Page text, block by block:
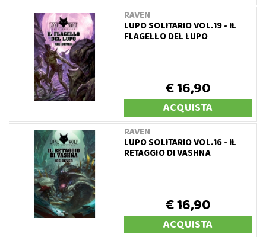
RAVEN
LUPO SOLITARIO VOL.19 - IL
FLAGELLO DEL LUPO
€ 16,90
ACQUISTA
RAVEN
LUPO SOLITARIO VOL.16 - IL
RETAGGIO DI VASHNA
€ 16,90
ACQUISTA